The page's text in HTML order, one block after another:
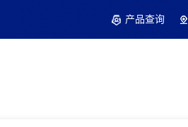
产品查询